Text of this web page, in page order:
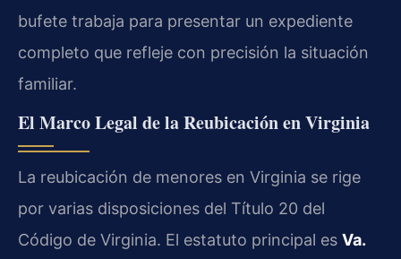
bufete trabaja para presentar un expediente
completo que refleje con precisión la situación
familiar.
El Marco Legal de la Reubicación en Virginia
La reubicación de menores en Virginia se rige
por varias disposiciones del Título 20 del
Código de Virginia. El estatuto principal es Va.